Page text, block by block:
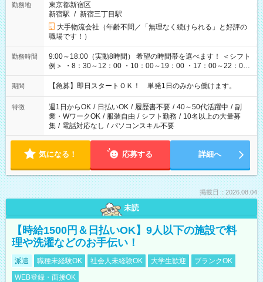
勤務地
東京都新宿区
新宿駅 / 新宿三丁目駅
大手物流会社（年齢不問／「無理なく続けられる」と好評の
職場です！）
勤務時間
9:00～18:00（実動8時間） 希望の時間帯を選べます！ ＜シフト
例＞ ・8：30～12：00 ・10：00～19：00 ・17：00～22：00
・13：00～22：00 ・22：00～翌6：00 など
期間 【急募】即日スタートＯＫ！ 単発1日のみから働けます。
特徴 週1日からOK / 日払いOK / 履歴書不要 / 40～50代活躍中 / 副
業・WワークOK / 服装自由 / シフト勤務 / 10名以上の大量募
集 / 電話対応なし / パソコンスキル不要
気になる！ 応募する 詳細へ
掲載日：2026.08.04
未読
【時給1500円＆日払いOK】9人以下の施設で料
理や洗濯などのお手伝い！
派遣 職種未経験OK 社会人未経験OK 大学生歓迎
ブランクOK
WEB登録・面接OK